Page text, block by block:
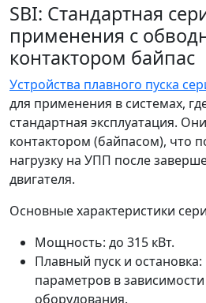
SBI: Стандартная
применения с
контактором байпас
Устройства плавного пуска
для применения в системах,
стандартная эксплуатация.
контактором (байпасом), что
нагрузку на УПП после
двигателя.
Основные характеристики
Мощность: до 315 кВт.
Плавный пуск и остановка:
параметров в
оборудования.